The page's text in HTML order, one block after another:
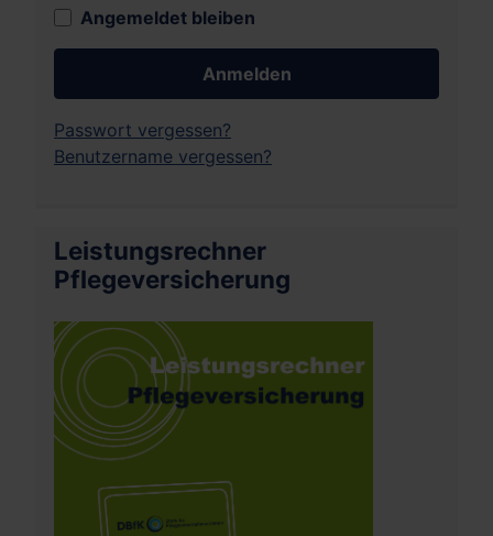
Angemeldet bleiben
Anmelden
Passwort vergessen?
Benutzername vergessen?
Leistungsrechner
Pflegeversicherung